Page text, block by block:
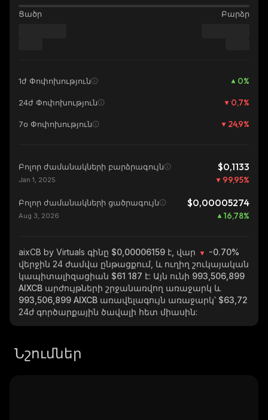
Ցածր Բարձր
1ժ Փոփոխություն 0%
24ժ Փոփոխություն 0,7%
7օ Փոփոխություն 24,9%
Բոլոր ժամանակների բարձրագույն $0,1133
Jan 1, 2025 99,95%
Բոլոր ժամանակների ցածրագույն $0,00005274
Aug 3, 2026 16,78%
aixCB by Virtuals գինը $0,00006159 է, վար
-0.70%
վերջին 24 ժամվա ընթացքում, և ուղիղ շուկայական
կապիտալիզացիան $61 187 է: Այն ունի 993,506,899
AIXCB արժույթների շրջանառվող առաջարկ և
993,506,899 AIXCB առավելագույն առաջարկ՝ $63,72
24ժ գործարքային ծավալի հետ միասին:
Նշումներ